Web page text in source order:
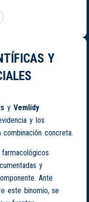
Y
y Vemlidy
y los
concreta.
y
Ante
este binomio, se